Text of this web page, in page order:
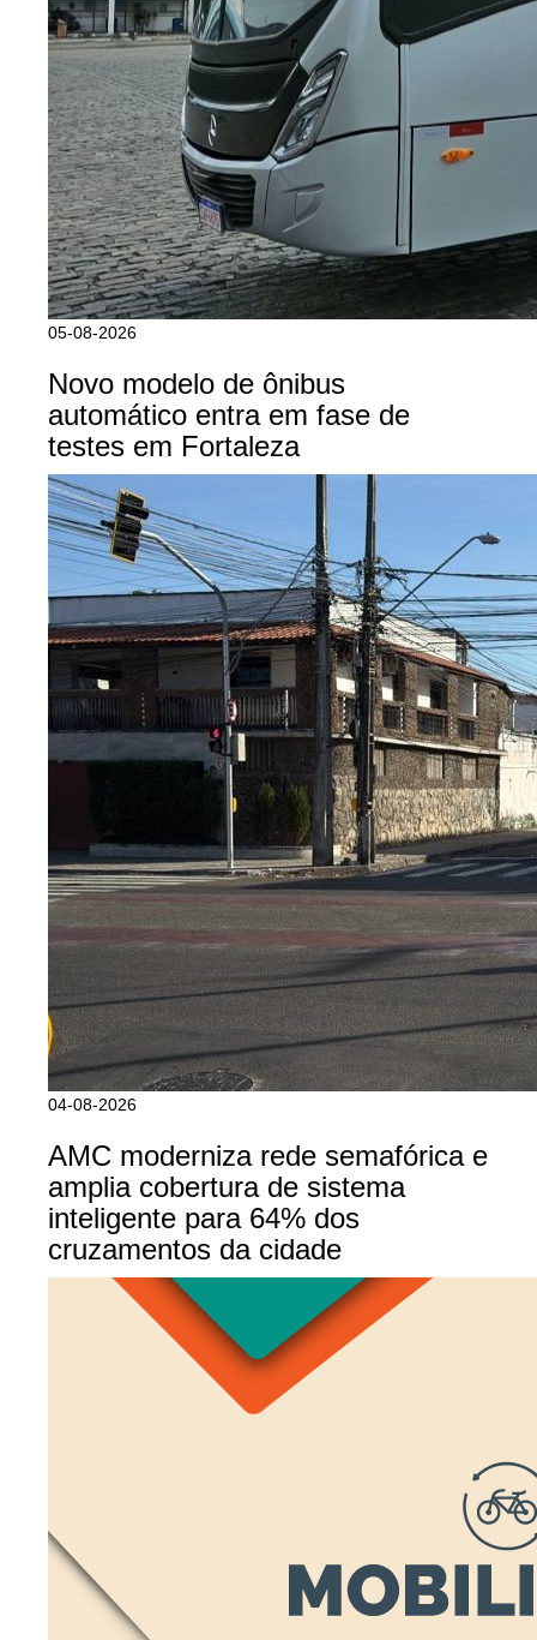
05-08-2026
Novo modelo de ônibus
automático entra em fase de
testes em Fortaleza
04-08-2026
AMC moderniza rede semafórica e
amplia cobertura de sistema
inteligente para 64% dos
cruzamentos da cidade